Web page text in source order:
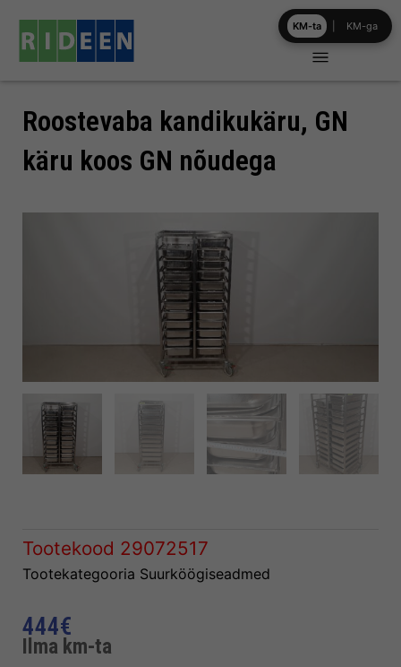
content
Roostevaba kandikukäru, GN
käru koos GN nõudega
Tootekood 29072517
Tootekategooria Suurköögiseadmed
444€
Ilma km-ta
KM-ta KM-ga